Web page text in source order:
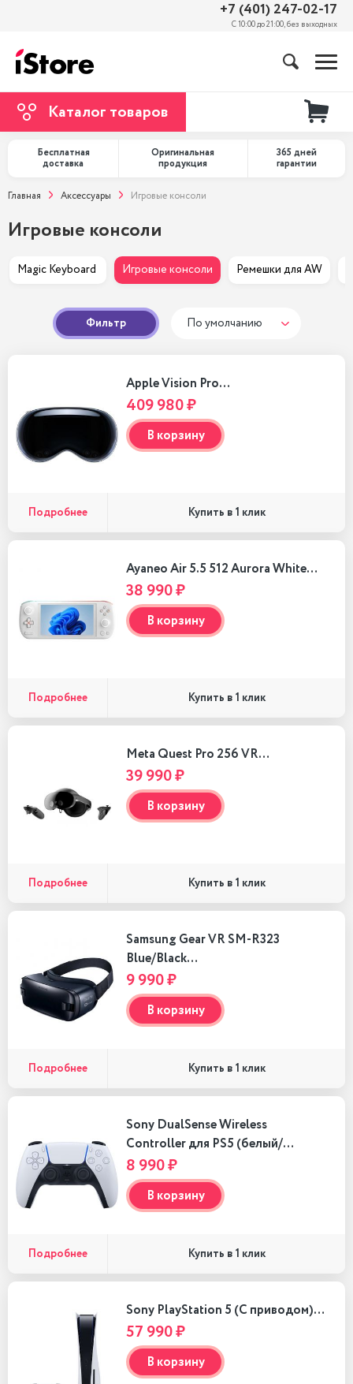
+7 (401) 247-02-17
С 10:00 до 21:00, без выходных
Каталог товаров
Бесплатная
доставка
Оригинальная
продукция
365 дней
гарантии
Главная Аксессуары Игровые консоли
Игровые консоли
Magic Keyboard Игровые консоли Ремешки для AW
Фильтр По умолчанию
Apple Vision Pro…
409 980 ₽
В корзину
Подробнее Купить в 1 клик
Ayaneo Air 5.5 512 Aurora White…
38 990 ₽
В корзину
Подробнее Купить в 1 клик
Meta Quest Pro 256 VR…
39 990 ₽
В корзину
Подробнее Купить в 1 клик
Samsung Gear VR SM-R323
Blue/Black…
9 990 ₽
В корзину
Подробнее Купить в 1 клик
Sony DualSense Wireless
Controller для PS5 (белый/…
8 990 ₽
В корзину
Подробнее Купить в 1 клик
Sony PlayStation 5 (C приводом)…
57 990 ₽
В корзину